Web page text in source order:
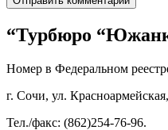
“Турбюро
Номер в Федеральном
г. Сочи, ул.
Тел./факс: (862)254-76-96.